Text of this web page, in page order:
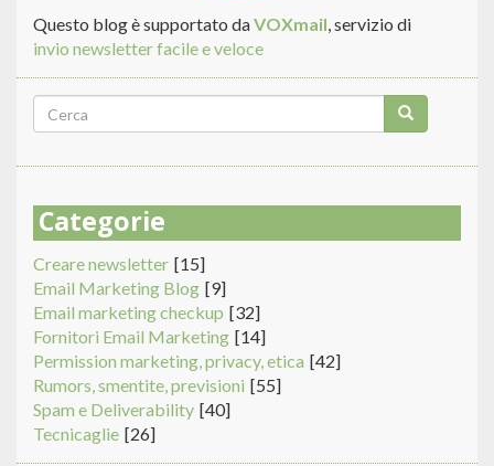
Questo blog è supportato daVOXmail, servizio di
invio newsletter facile e veloce
Form
di
ricerca
Categorie
Creare newsletter [15]
Email Marketing Blog [9]
Email marketing checkup [32]
Fornitori Email Marketing [14]
Permission marketing, privacy, etica [42]
Rumors, smentite, previsioni [55]
Spam e Deliverability [40]
Tecnicaglie [26]